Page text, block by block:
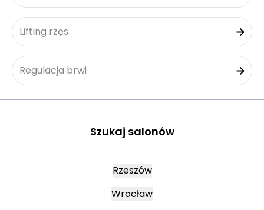
Lifting rzęs
Regulacja brwi
Szukaj salonów
Rzeszów
Wrocław